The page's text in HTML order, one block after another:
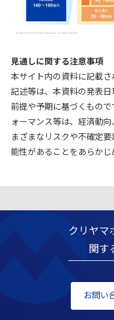
見通しに関する注意事項
本サイト内の資料に記載
記述等は、本資料の発表
前提や予期に基づくもの
ォーマンス等は、経済動
まざまなリスクや不確定
能性があることをあらかじ
クリヤマ
関す
お問い